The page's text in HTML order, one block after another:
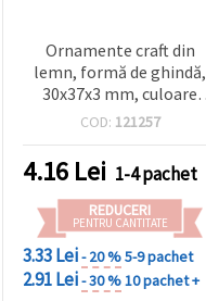
Ornamente craft din
lemn, formă de ghindă,
30x37x3 mm, culoare
lemn natural - 10 buc.
COD: 121257
4.16 Lei 1-4 pachet
REDUCERI
PENTRU CANTITATE
3.33 Lei- 20 %5-9 pachet
2.91 Lei- 30 %10 pachet +